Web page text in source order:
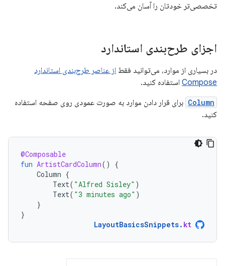
تخصصی‌تر خودتان را آسان می‌کند.
اجزای طرح‌بندی استاندارد
در بسیاری از موارد، می‌توانید فقط از عناصر طرح‌بندی استاندارد
Compose استفاده کنید.
Column برای قرار دادن موارد به صورت عمودی روی صفحه استفاده
کنید.
@Composable
fun ArtistCardColumn()
{
Column {
Text( "Alfred Sisley" )
Text( "3 minutes ago" )
}
}
LayoutBasicsSnippets. kt